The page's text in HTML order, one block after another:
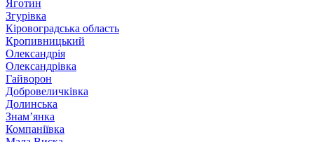
Яготин
Згурівка
Кіровоградська область
Кропивницький
Олександрія
Олександрівка
Гайворон
Добровеличківка
Долинська
Знам’янка
Компаніївка